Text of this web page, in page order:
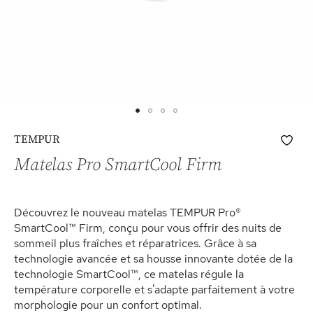
beginning
images
gallery
TEMPUR
Matelas Pro SmartCool Firm
Découvrez le nouveau matelas TEMPUR Pro®
SmartCool™ Firm, conçu pour vous offrir des nuits de
sommeil plus fraîches et réparatrices. Grâce à sa
technologie avancée et sa housse innovante dotée de la
technologie SmartCool™, ce matelas régule la
température corporelle et s'adapte parfaitement à votre
morphologie pour un confort optimal.